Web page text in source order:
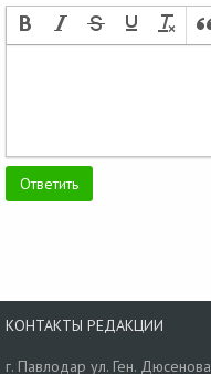
КОНТАКТЫ РЕДАКЦИИ
г. Павлодар ул. Ген. Дюсенова,